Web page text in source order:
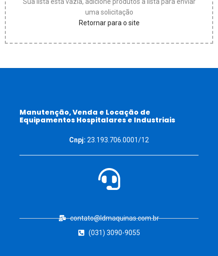
uma solicitação
Retornar para o site
Manutenção, Venda e Locação de
Equipamentos Hospitalares e Industriais
Cnpj: 23.193.706.0001/12
contato@ldmaquinas.com.br
(031) 3090-9055